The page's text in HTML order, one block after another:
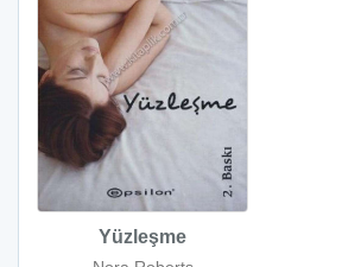
Yüzleşme